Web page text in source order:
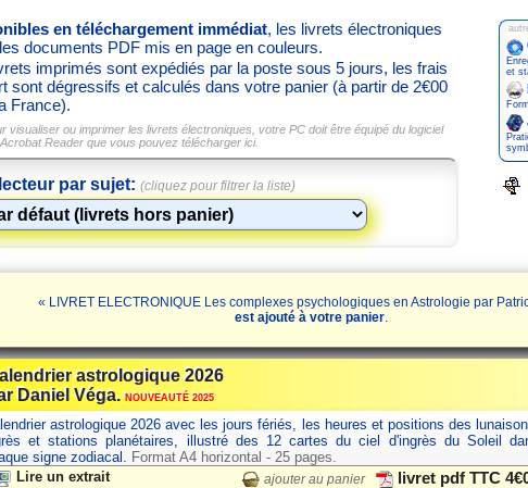
en téléchargement immédiat, les livrets électroniques
documents PDF mis en page en couleurs.
imprimés sont expédiés par la poste sous 5 jours, les frais
sont dégressifs et calculés dans votre panier (à partir de 2€00
France).
visualiser ou imprimer les livrets électroniques, votre PC doit être équipé du logiciel
Acrobat Reader que vous pouvez télécharger ici.
par sujet: (cliquez pour filtrer la liste)
et
« LIVRET ELECTRONIQUE Les complexes psychologiques en Astrologie par
est ajouté à votrepanier.
astrologique 2026
Daniel Véga.NOUVEAUTÉ 2025
astrologique 2026 avec les jours fériés, les heures et positions des
et stations planétaires, illustré des 12 cartes du ciel d'ingrès du Soleil
signe zodiacal. Format A4 horizontal - 25 pages.
Lire un extrait
ajouter au panier livret pdf TTC